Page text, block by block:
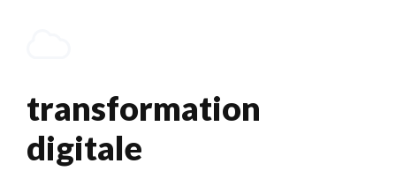
transformation
digitale